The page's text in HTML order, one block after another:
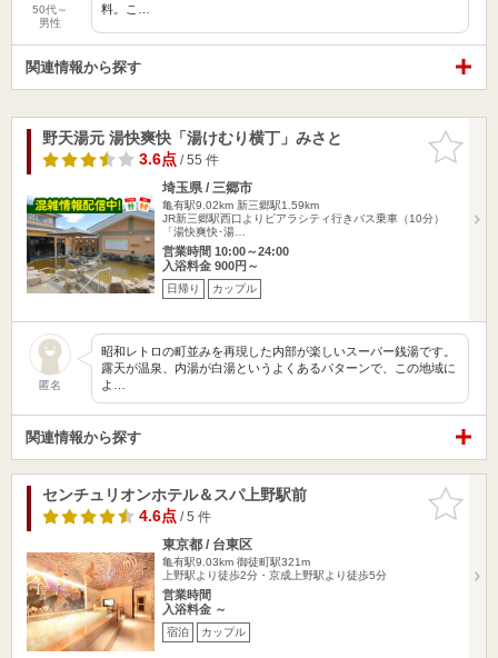
50代～
男性
料。こ…
関連情報から探す
お気に入
りに追加
野天湯元 湯快爽快「湯けむり横丁」みさと
3.6点/ 55 件
埼玉県 / 三郷市
亀有駅9.02km 新三郷駅1.59km
JR新三郷駅西口よりピアラシティ行きバス乗車（10分）
「湯快爽快･湯…
営業時間 10:00～24:00
入浴料金 900円～
日帰り カップル
匿名
昭和レトロの町並みを再現した内部が楽しいスーパー銭湯です。
露天が温泉、内湯が白湯というよくあるパターンで、この地域に
よ…
関連情報から探す
お気に入
りに追加
センチュリオンホテル＆スパ上野駅前
4.6点/ 5 件
東京都 / 台東区
亀有駅9.03km 御徒町駅321m
上野駅より徒歩2分・京成上野駅より徒歩5分
営業時間
入浴料金 ～
宿泊 カップル